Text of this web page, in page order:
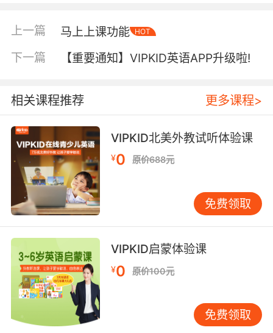
新增了“推荐老师”菜单
个功能哦，这是利用大数据以及各种复杂算法，
上一篇 马上上课功能 HOT
下一篇 【重要通知】VIPKID英语APP升级啦!
相关课程推荐 更多课程>
VIPKID北美外教试听体验课
¥0 原价688元
免费领取
VIPKID启蒙体验课
¥0 原价100元
免费领取